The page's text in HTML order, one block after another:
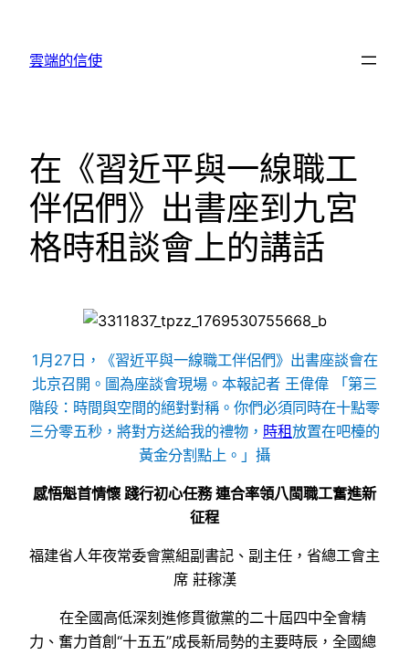
雲端的信使
在《習近平與一線職工
伴侶們》出書座到九宮
格時租談會上的講話
1月27日，《習近平與一線職工伴侶們》出書座談會在
北京召開。圖為座談會現場。本報記者 王偉偉 「第三
階段：時間與空間的絕對對稱。你們必須同時在十點零
三分零五秒，將對方送給我的禮物， 時租放置在吧檯的
黃金分割點上。」攝
感悟魁首情懷 踐行初心任務 連合率領八閩職工奮進新
征程
福建省人年夜常委會黨組副書記、副主任，省總工會主
席 莊稼漢
在全國高低深刻進修貫徹黨的二十屆四中全會精
力、奮力首創“十五五”成長新局勢的主要時辰，全國總